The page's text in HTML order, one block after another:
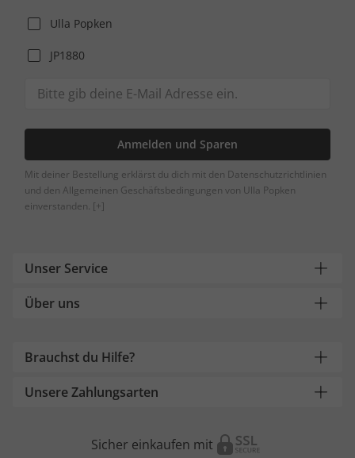
Ulla Popken
JP1880
Anmelden und Sparen
Mit deiner Bestellung erklärst du dich mit den Datenschutzrichtlinien
und den Allgemeinen Geschäftsbedingungen von Ulla Popken
einverstanden. [+]
Unser Service
Über uns
Brauchst du Hilfe?
Unsere Zahlungsarten
Sicher einkaufen mit